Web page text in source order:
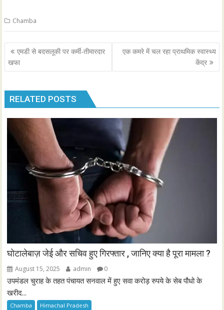
Chamba
Post
navigation
एमडी से बदसलूकी पर कर्मी-तीमारदार
खफा
एक कमरे में चल रहा प्राथमिक स्वास्थ्य
केंद्र
RELATED POSTS
घोटालेबाज़ जेई और सचिव हुए गिरफ्तार , जानिए क्या है पूरा मामला ?
August 15, 2025 admin 0
उपमंडल चुराह के तहत पंचायत सनवाल में हुए सवा करोड़ रुपये के सेब पौधो के
खरीद...
Chamba Himachal Pradesh